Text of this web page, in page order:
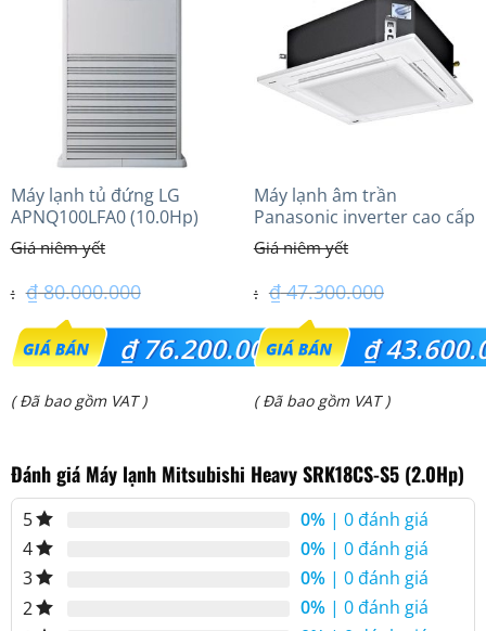
₫ 19.650.000.
Máy lạnh tủ đứng LG
APNQ100LFA0 (10.0Hp)
₫80.000.000
Giá
gốc
là:
₫76.200.000
Giá
tại
là:
₫ 76.200.000.
( Đã bao gồm VAT )
Máy lạnh âm trần
Panasonic inverter cao cấp
(6.0Hp) S-3448PU3HA/U-
48PRH1H5
₫47.300.000
Giá
gốc
là:
₫
Giá
tại
₫ 43.600.000.
( Đã bao gồm VAT )
Đánh giá Máy lạnh Mitsubishi Heavy SRK18CS-S5 (2.0Hp)
5 0% | 0 đánh giá
4
0% | 0 đánh giá
3
0% | 0 đánh giá
2
0% | 0 đánh giá